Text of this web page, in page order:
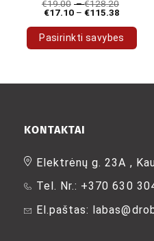
€19.00 –€128.20
€17.10 – €115.38
Pasirinkti savybes
has
The
be
chosen
the
KONTAKTAI
Elektrėnų g. 23A ,
Tel. Nr.: +370 630
El.paštas: